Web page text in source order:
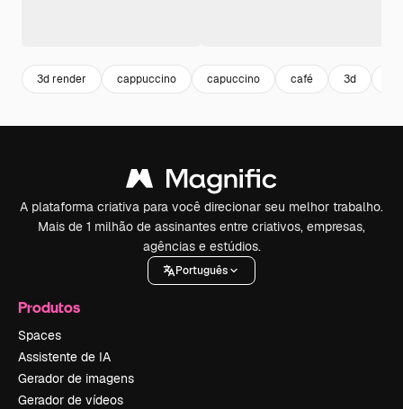
3d render cappuccino capuccino café 3d
A plataforma criativa para você direcionar seu melhor trabalho.
Mais de 1 milhão de assinantes entre criativos, empresas,
agências e estúdios.
Português
Produtos
Spaces
Assistente de IA
Gerador de imagens
Gerador de vídeos